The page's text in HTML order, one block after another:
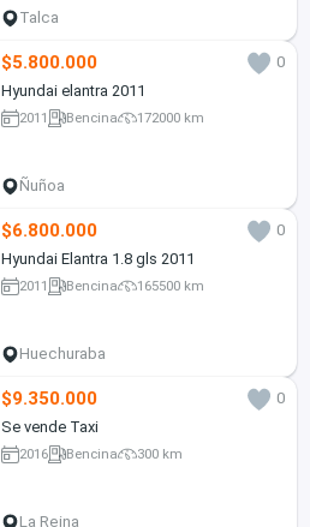
Talca
$5.800.000
0
Hyundai elantra 2011
2011 Bencina 172000 km
Ñuñoa
$6.800.000
0
Hyundai Elantra 1.8 gls 2011
2011 Bencina 165500 km
Huechuraba
$9.350.000
0
Se vende Taxi
2016 Bencina 300 km
La Reina